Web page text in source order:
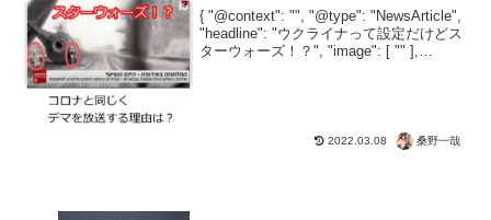
{ "@context": "", "@type": "NewsArticle",
"headline": "ウクライナって設定だけどス
ターウォーズ！？", "image": [ "" ],
2022.03.08 桑野一哉